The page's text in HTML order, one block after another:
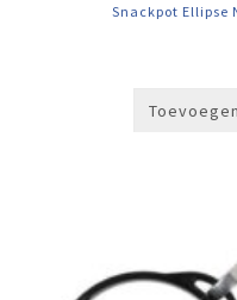
Snackpot Ellipse